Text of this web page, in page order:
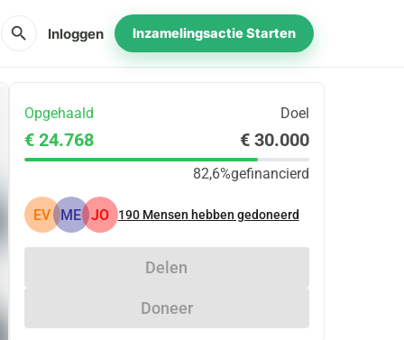
search Inloggen Inzamelingsactie Starten
Opgehaald Doel
€ 24.768 € 30.000
82,6%gefinancierd
EV ME JO 190 Mensen hebben gedoneerd
Delen
Doneer